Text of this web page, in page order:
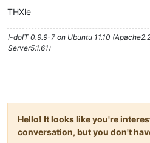
THXle
I-doIT 0.9.9-7 on Ubuntu 11.10
Server5.1.61)
Hello! It looks like you're
conversation, but you don't